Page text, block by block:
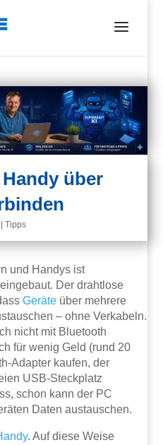
über
|Tipps
und Handys ist
eingebaut. Der drahtlose
Geräte über mehrere
– ohne Verkabeln.
nicht mit Bluetooth
für wenig Geld (rund 20
Adapter kaufen, der
USB-Steckplatz
schon kann der PC
Daten austauschen.
. Auf diese Weise